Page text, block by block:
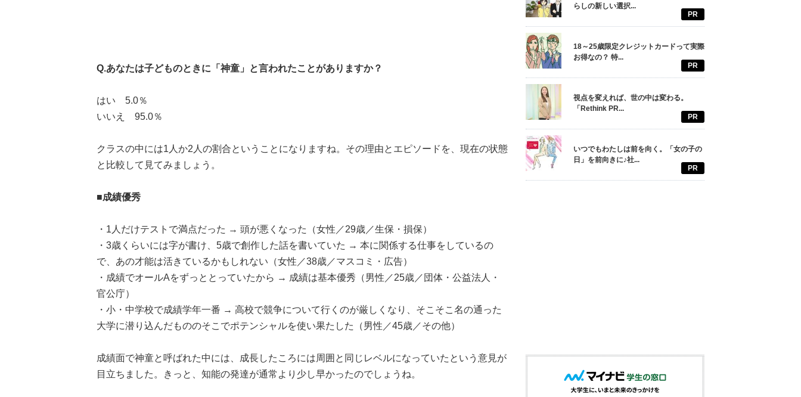
Q.あなたは子どものときに「神童」と言われたことがありますか？
はい 5.0％
いいえ 95.0％
クラスの中には1人か2人の割合ということになりますね。その理由とエピソードを、現在の状態
と比較して見てみましょう。
■成績優秀
・1人だけテストで満点だった → 頭が悪くなった（女性／29歳／生保・損保）
・3歳くらいには字が書け、5歳で創作した話を書いていた → 本に関係する仕事をしているの
で、あの才能は活きているかもしれない（女性／38歳／マスコミ・広告）
・成績でオールAをずっととっていたから → 成績は基本優秀（男性／25歳／団体・公益法人・
官公庁）
・小・中学校で成績学年一番 → 高校で競争について行くのが厳しくなり、そこそこ名の通った
大学に潜り込んだもののそこでポテンシャルを使い果たした（男性／45歳／その他）
成績面で神童と呼ばれた中には、成長したころには周囲と同じレベルになっていたという意見が
目立ちました。きっと、知能の発達が通常より少し早かったのでしょうね。
らしの新しい選択...
PR
18～25歳限定クレジットカードって実際
お得なの？ 特...
PR
視点を変えれば、世の中は変わる。
「Rethink PR...
PR
いつでもわたしは前を向く。「女の子の
日」を前向きに♪社...
PR